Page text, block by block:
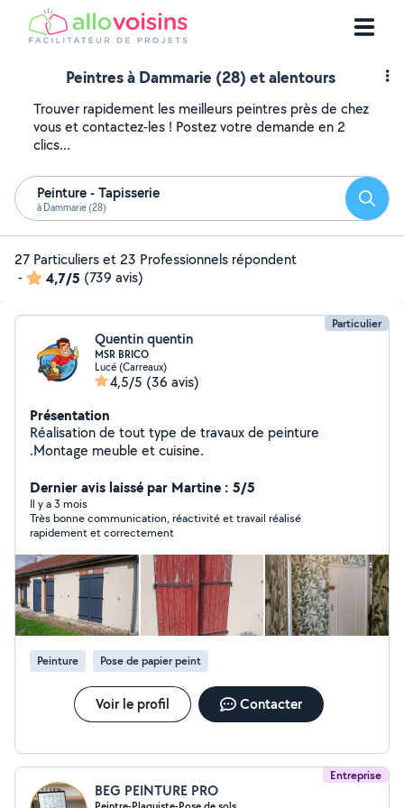
Peintres à Dammarie (28) et alentours
Trouver rapidement les meilleurs peintres près de chez
vous et contactez-les ! Postez votre demande en 2
clics...
Peinture - Tapisserie
à Dammarie (28)
27 Particuliers et 23 Professionnels répondent
-
4,7/5 (739 avis)
Particulier
Quentin quentin
MSR BRICO
Lucé (Carreaux)
4,5/5 (36 avis)
Présentation
Réalisation de tout type de travaux de peinture
.Montage meuble et cuisine.
Dernier avis laissé par Martine : 5/5
Il y a 3 mois
Très bonne communication, réactivité et travail réalisé
rapidement et correctement
Peinture Pose de papier peint
Voir le profil Contacter
Entreprise
BEG PEINTURE PRO